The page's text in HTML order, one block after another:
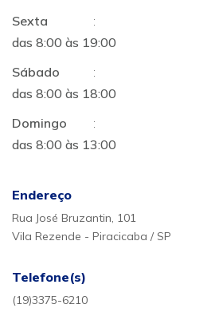
Sexta
:
das 8:00 às 19:00
Sábado
:
das 8:00 às 18:00
Domingo
:
das 8:00 às 13:00
Endereço
Rua José Bruzantin, 101
Vila Rezende - Piracicaba / SP
Telefone(s)
(19)3375-6210